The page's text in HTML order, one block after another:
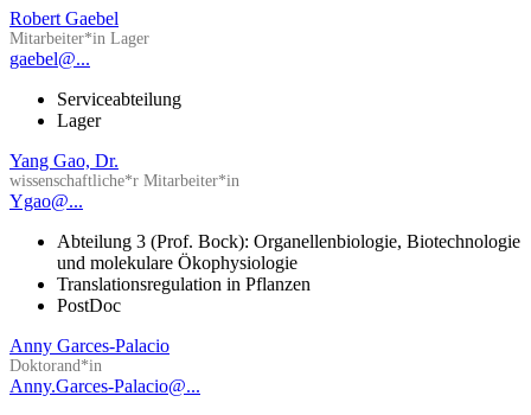
Robert Gaebel
Mitarbeiter*in Lager
gaebel@...
Serviceabteilung
Lager
Yang Gao, Dr.
wissenschaftliche*r Mitarbeiter*in
Ygao@...
Abteilung 3 (Prof. Bock): Organellenbiologie, Biotechnologie
und molekulare Ökophysiologie
Translationsregulation in Pflanzen
PostDoc
Anny Garces-Palacio
Doktorand*in
Anny.Garces-Palacio@...